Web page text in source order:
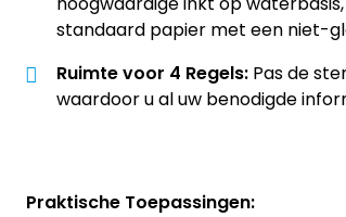
standaard papier met een niet-
Ruimte voor 4 Regels: Pas de
waardoor u al uw benodigde
Praktische Toepassingen: